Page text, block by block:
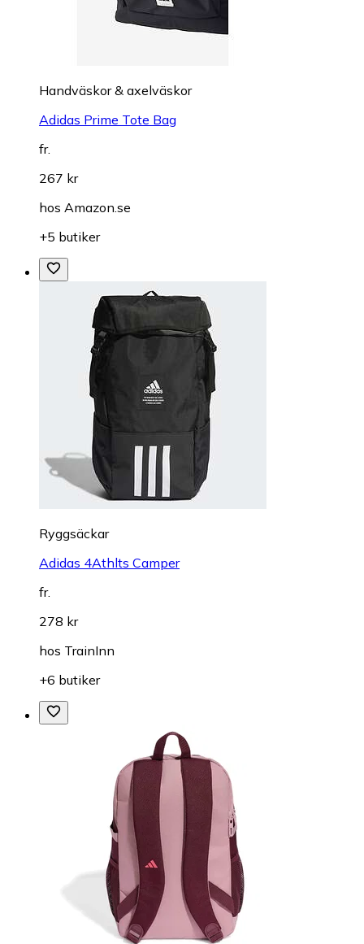
Handväskor & axelväskor
Adidas Prime Tote Bag
fr.
267 kr
hos Amazon.se
+5 butiker
Ryggsäckar
Adidas 4Athlts Camper
fr.
278 kr
hos TrainInn
+6 butiker